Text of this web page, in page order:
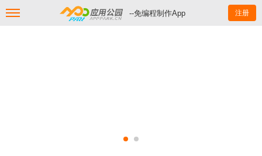
--免编程制作App 注册